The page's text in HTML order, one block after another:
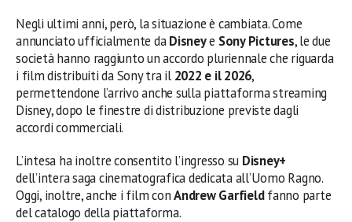
Negli ultimi anni, però, la situazione è cambiata. Come
annunciato ufficialmente daDisneye Sony Pictures, le due
società hanno raggiunto un accordo pluriennale che riguarda
i film distribuiti da Sony tra il 2022 e il 2026,
permettendone l’arrivo anche sulla piattaforma streaming
Disney, dopo le finestre di distribuzione previste dagli
accordi commerciali.
L’intesa ha inoltre consentito l’ingresso su Disney+
dell’intera saga cinematografica dedicata all’Uomo Ragno.
Oggi, inoltre, anche i film conAndrew Garfieldfanno parte
del catalogo della piattaforma.